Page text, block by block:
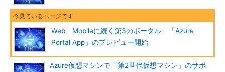
Web、Mobileに続く第3のポータル、「Azure
Portal App」のプレビュー開始
Azure仮想マシンで「第2世代仮想マシン」のサポ